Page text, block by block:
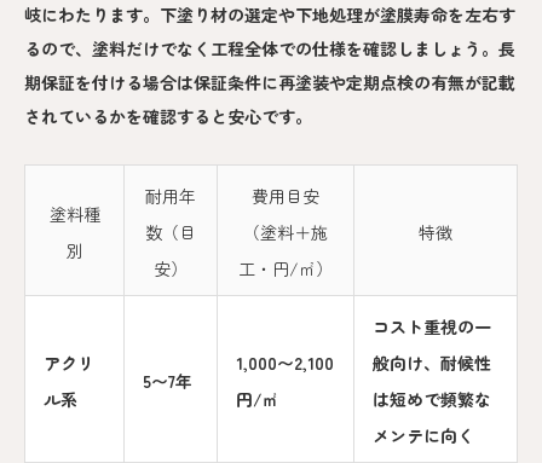
岐にわたります。下塗り材の選定や下地処理が塗膜寿命を左右す
るので、塗料だけでなく工程全体での仕様を確認しましょう。長
期保証を付ける場合は保証条件に再塗装や定期点検の有無が記載
されているかを確認すると安心です。
塗料種
別
耐用年
数（目
安）
費用目安
（塗料＋施
工・円/㎡）
特徴
アクリ
ル系
5〜7年
1,000〜2,100
円/㎡
コスト重視の一
般向け、耐候性
は短めで頻繁な
メンテに向く